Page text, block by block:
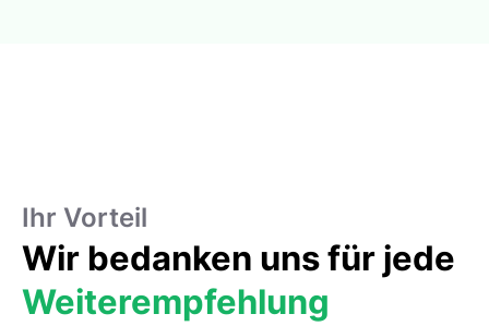
Ihr Vorteil
Wir bedanken uns für jede
Weiterempfehlung